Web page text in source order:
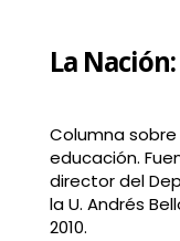
La
Columna
educación.
director del
la U. Andrés
2010.